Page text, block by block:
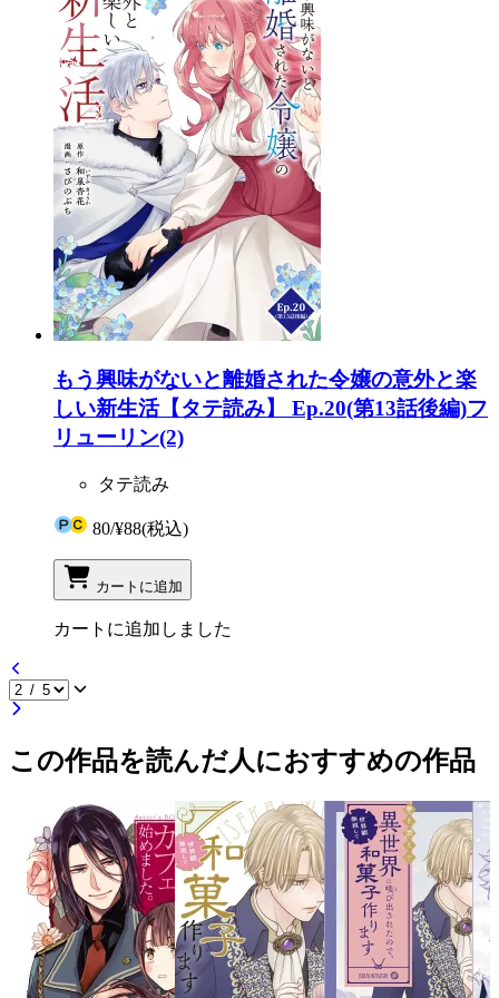
もう興味がないと離婚された令嬢の意外と楽
しい新生活【タテ読み】 Ep.20(第13話後編)フ
リューリン(2)
タテ読み
80/¥88(税込)
カートに追加
カートに追加しました
この作品を読んだ人におすすめの作品